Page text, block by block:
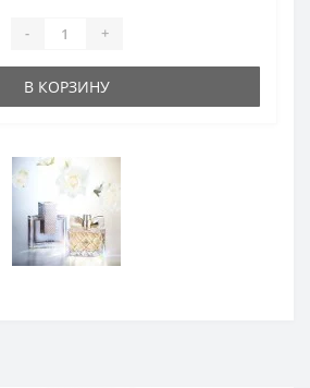
- +
В КОРЗИНУ